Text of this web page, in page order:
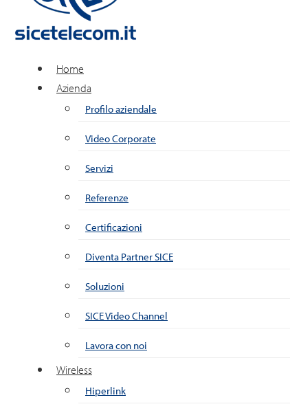
Home
Azienda
Profilo aziendale
Video Corporate
Servizi
Referenze
Certificazioni
Diventa Partner SICE
Soluzioni
SICE Video Channel
Lavora con noi
Wireless
Hiperlink